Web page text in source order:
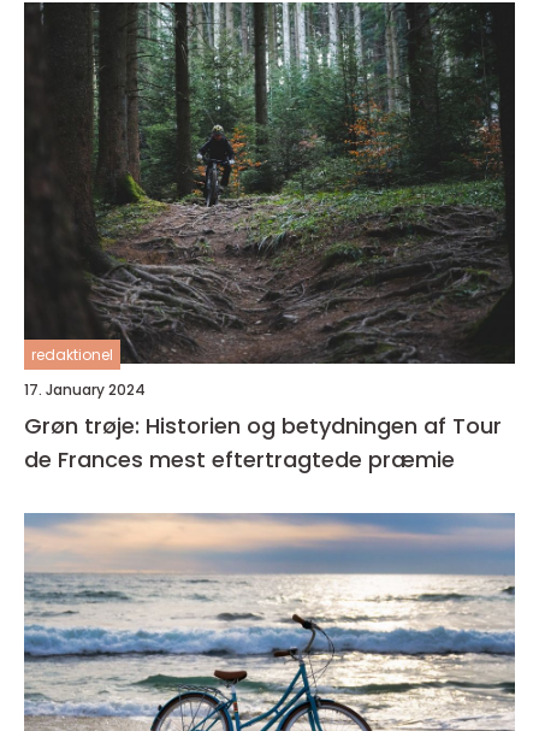
redaktionel
17. January 2024
Grøn trøje: Historien og betydningen af Tour
de Frances mest eftertragtede præmie